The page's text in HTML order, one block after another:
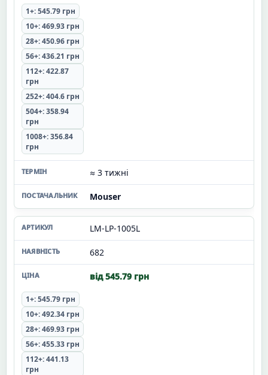
1+: 545.79 грн
10+: 469.93 грн
28+: 450.96 грн
56+: 436.21 грн
112+: 422.87
грн
252+: 404.6 грн
504+: 358.94
грн
1008+: 356.84
грн
≈ 3 тижні
Mouser
LM-LP-1005L
682
від 545.79 грн
1+: 545.79 грн
10+: 492.34 грн
28+: 469.93 грн
56+: 455.33 грн
112+: 441.13
грн